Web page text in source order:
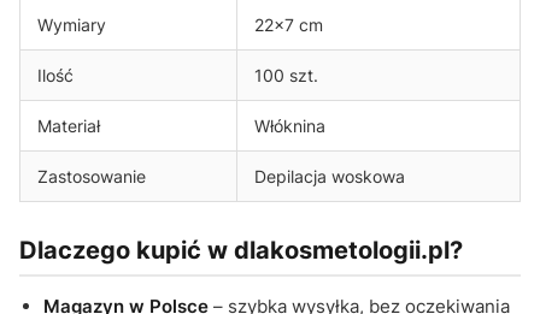
Wymiary 22×7 cm
Ilość 100 szt.
Materiał Włóknina
Zastosowanie Depilacja woskowa
Dlaczego kupić w dlakosmetologii.pl?
Magazyn w Polsce – szybka wysyłka, bez oczekiwania